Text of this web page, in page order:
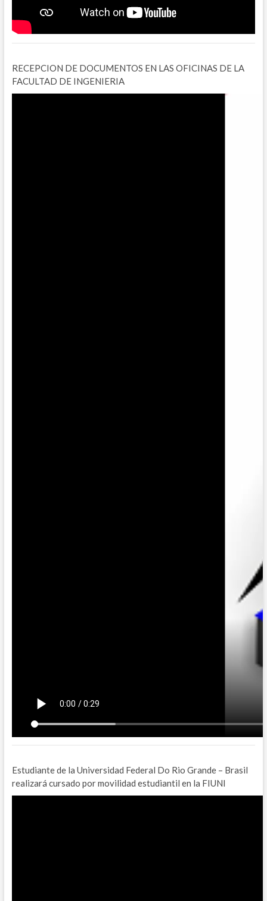
RECEPCION DE DOCUMENTOS EN LAS OFICINAS DE LA
FACULTAD DE INGENIERIA
Estudiante de la Universidad Federal Do Rio Grande – Brasil
realizará cursado por movilidad estudiantil en la FIUNI